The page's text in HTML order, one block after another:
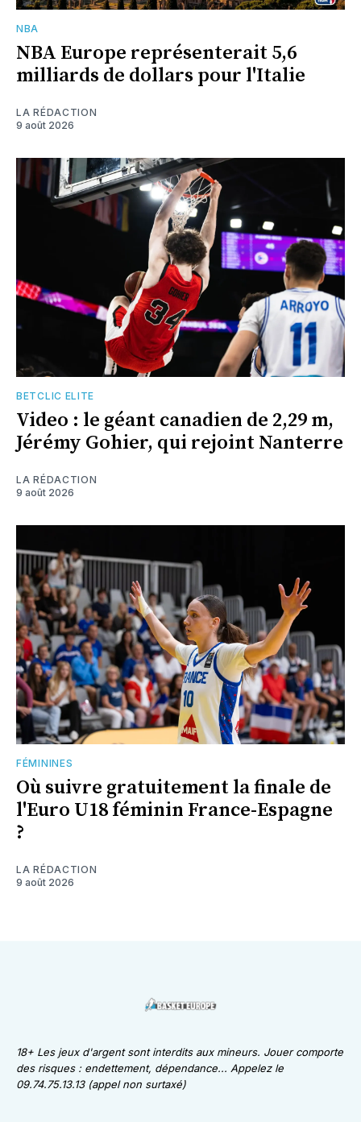
NBA
NBA Europe représenterait 5,6
milliards de dollars pour l'Italie
LA RÉDACTION
9 août 2026
BETCLIC ELITE
Video : le géant canadien de 2,29 m,
Jérémy Gohier, qui rejoint Nanterre
LA RÉDACTION
9 août 2026
FÉMININES
Où suivre gratuitement la finale de
l'Euro U18 féminin France-Espagne
?
LA RÉDACTION
9 août 2026
18+ Les jeux d'argent sont interdits aux mineurs. Jouer comporte
des risques : endettement, dépendance... Appelez le
09.74.75.13.13 (appel non surtaxé)